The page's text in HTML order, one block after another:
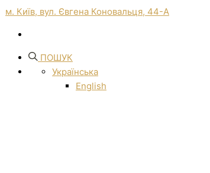
м. Київ, вул. Євгена Коновальця, 44-А
ПОШУК
Українська
English